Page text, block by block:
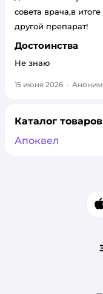
совета врача,в
другой препарат!
Достоинства
Не знаю
15 июня 2026 · Аноним
Каталог товаров
Апоквел